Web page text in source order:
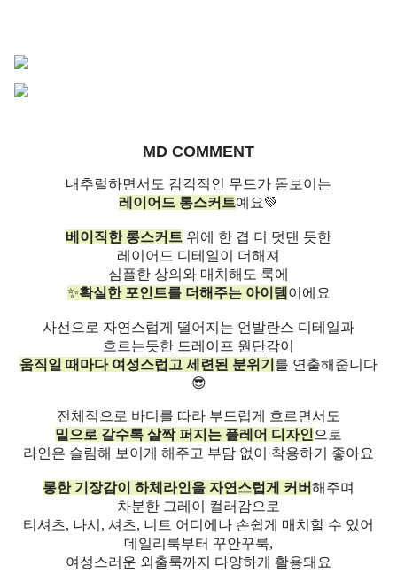
MD COMMENT
내추럴하면서도 감각적인 무드가 돋보이는
레이어드 롱스커트예요💚
베이직한 롱스커트 위에 한 겹 더 덧댄 듯한
레이어드 디테일이 더해져
심플한 상의와 매치해도 룩에
✨확실한 포인트를 더해주는 아이템 이에요
사선으로 자연스럽게 떨어지는 언발란스 디테일과
흐르는듯한 드레이프 원단감이
움직일 때마다 여성스럽고 세련된 분위기 를 연출해줍니다
😎
전체적으로 바디를 따라 부드럽게 흐르면서도
밑으로 갈수록 살짝 퍼지는 플레어 디자인 으로
라인은 슬림해 보이게 해주고 부담 없이 착용하기 좋아요
롱한 기장감이 하체라인을 자연스럽게 커버해주며
차분한 그레이 컬러감으로
티셔츠, 나시, 셔츠, 니트 어디에나 손쉽게 매치할 수 있어
데일리룩부터 꾸안꾸룩,
여성스러운 외출룩까지 다양하게 활용돼요